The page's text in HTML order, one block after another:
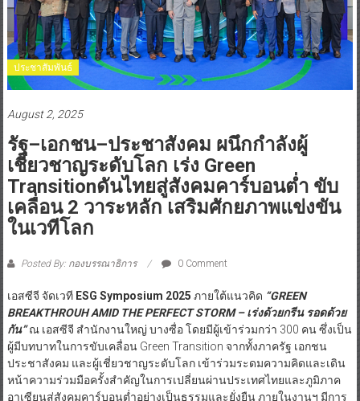
ประชาสัมพันธ์
August 2, 2025
รัฐ–เอกชน–ประชาสังคม ผนึกกำลังผู้
เชี่ยวชาญระดับโลก เร่ง Green
Transitionดันไทยสู่สังคมคาร์บอนต่ำ ขับ
เคลื่อน 2 วาระหลัก เสริมศักยภาพแข่งขัน
ในเวทีโลก
Posted By: กองบรรณาธิการ 0 Comment
เอสซีจี จัดเวที ESG Symposium 2025 ภายใต้แนวคิด “GREEN
BREAKTHROUH AMID THE PERFECT STORM – เร่งด้วยกรีน รอดด้วย
กัน”ณ เอสซีจี สำนักงานใหญ่ บางซื่อ โดยมีผู้เข้าร่วมกว่า 300 คน ซึ่งเป็น
ผู้มีบทบาทในการขับเคลื่อน Green Transition จากทั้งภาครัฐ เอกชน
ประชาสังคม และผู้เชี่ยวชาญระดับโลก เข้าร่วมระดมความคิดและเดิน
หน้าความร่วมมือครั้งสำคัญในการเปลี่ยนผ่านประเทศไทยและภูมิภาค
อาเซียนสู่สังคมคาร์บอนต่ำอย่างเป็นธรรมและยั่งยืน ภายในงานฯ มีการ